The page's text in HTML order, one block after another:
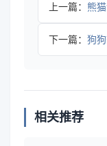
上一篇： 熊
下一篇： 狗
相关推荐